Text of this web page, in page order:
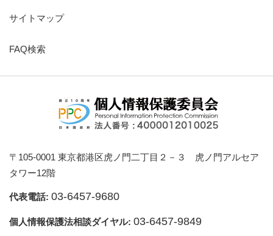
サイトマップ
FAQ検索
〒105-0001 東京都港区虎ノ門二丁目２－３ 虎ノ門アルセア
タワー12階
代表電話: 03-6457-9680
個人情報保護法相談ダイヤル: 03-6457-9849